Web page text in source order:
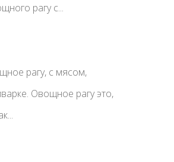
рагу с...
рагу, с мясом,
Овощное рагу это,